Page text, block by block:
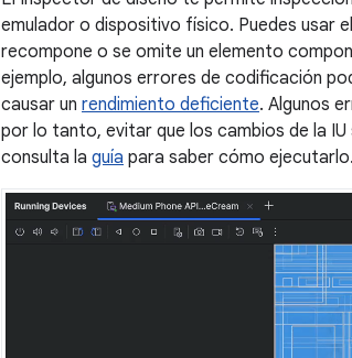
emulador o dispositivo físico. Puedes usar
recompone o se omite un elemento
ejemplo, algunos errores de codificación
causar un rendimiento deficiente. Algunos
por lo tanto, evitar que los cambios de la
consulta la guía para saber cómo ejecutarlo.